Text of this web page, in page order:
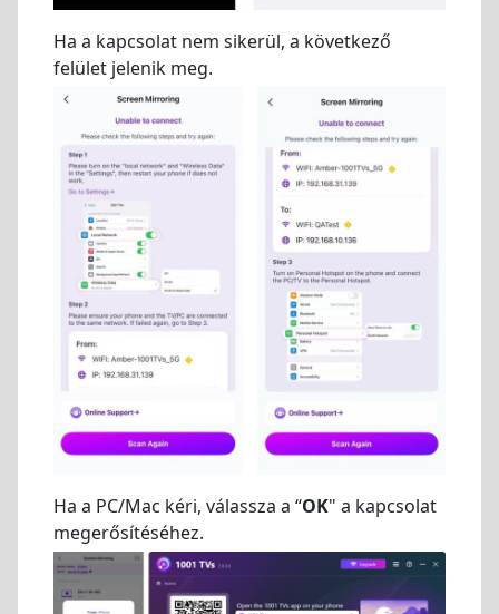
Ha a kapcsolat nem sikerül, a következő
felület jelenik meg.
Ha a PC/Mac kéri, válassza a “OK" a kapcsolat
megerősítéséhez.